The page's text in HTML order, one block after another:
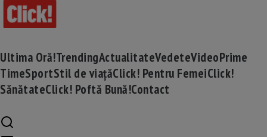
Ultima Oră!TrendingActualitateVedeteVideoPrime
TimeSportStil de viațăClick! Pentru FemeiClick!
SănătateClick! Poftă Bună!Contact